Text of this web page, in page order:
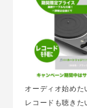
オーディオ始め
レコードも聴き